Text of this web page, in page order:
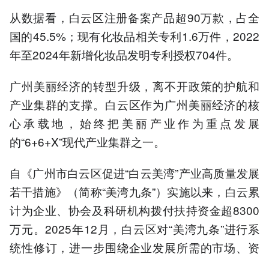
从数据看，白云区注册备案产品超90万款，占全
国的45.5%；现有化妆品相关专利1.6万件，2022
年至2024年新增化妆品发明专利授权704件。
广州美丽经济的转型升级，离不开政策的护航和
产业集群的支撑。白云区作为广州美丽经济的核
心承载地，始终把美丽产业作为重点发展
的“6+6+X”现代产业集群之一。
自《广州市白云区促进“白云美湾”产业高质量发展
若干措施》（简称“美湾九条”）实施以来，白云累
计为企业、协会及科研机构拨付扶持资金超8300
万元。2025年12月，白云区对“美湾九条”进行系
统性修订，进一步围绕企业发展所需的市场、资